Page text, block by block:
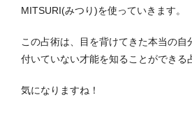
MITSURI(みつり)を使っていきます。
この占術は、目を背けてきた本当の自
付いていない才能を知ることができる
気になりますね！